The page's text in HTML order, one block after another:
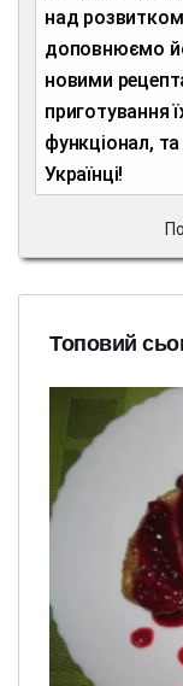
над
доповнюємо
новими
приготування
функціонал,
Українці!
Топовий